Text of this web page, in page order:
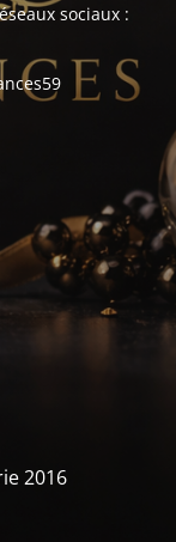
sociaux :
2016